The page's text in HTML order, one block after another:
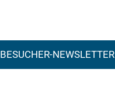
BESUCHER-NEWSLETTER